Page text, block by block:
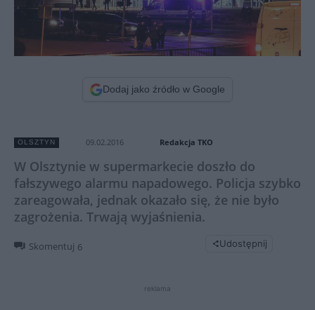
Dodaj jako źródło w Google
OLSZTYN 09.02.2016 Redakcja TKO
W Olsztynie w supermarkecie doszło do
fałszywego alarmu napadowego. Policja szybko
zareagowała, jednak okazało się, że nie było
zagrożenia. Trwają wyjaśnienia.
Skomentuj 6 Udostępnij
reklama